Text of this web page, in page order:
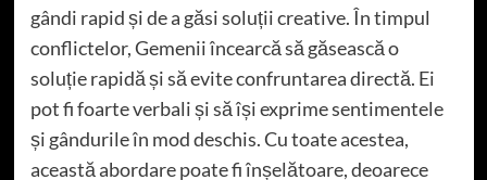
gândi rapid și de a găsi soluții creative. În timpul
conflictelor, Gemenii încearcă să găsească o
soluție rapidă și să evite confruntarea directă. Ei
pot fi foarte verbali și să își exprime sentimentele
și gândurile în mod deschis. Cu toate acestea,
această abordare poate fi înșelătoare, deoarece